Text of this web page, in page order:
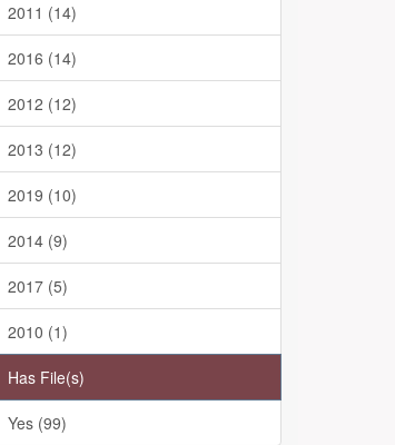
2011 (14)
2016 (14)
2012 (12)
2013 (12)
2019 (10)
2014 (9)
2017 (5)
2010 (1)
Has File(s)
Yes (99)